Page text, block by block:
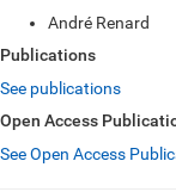
André Renard
Publications
See publications
Open Access
See Open Access